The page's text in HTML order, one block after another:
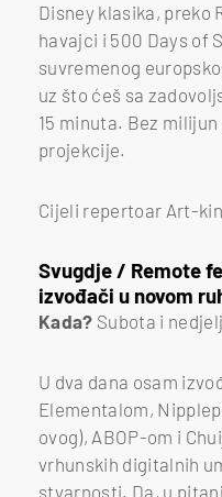
Disney klasika, preko
havajci i 500 Days of
suvremenog
uz što ćeš sa
15 minuta. Bez
projekcije.
Cijeli repertoar Art-
Svugdje / Remote
izvođači u novom
Kada? Subota i
U dva dana osam
Elementalom,
ovog), ABOP-om i
vrhunskih digitalnih
stvarnosti. Da, u